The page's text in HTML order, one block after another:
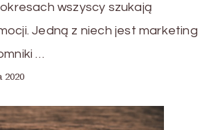
wszyscy szukają
Jedną z niech jest marketing
…
2020